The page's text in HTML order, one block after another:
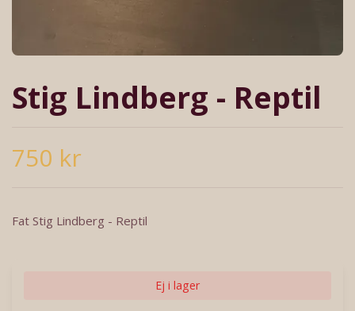
Stig Lindberg - Reptil
750 kr
Fat Stig Lindberg - Reptil
Ej i lager